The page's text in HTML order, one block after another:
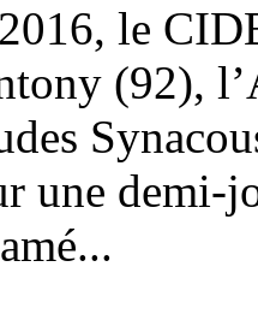
le
(92),
une demi-